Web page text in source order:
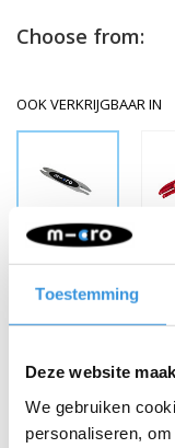
Toestemming
Deze website
We gebruiken
personaliseren,
Choose from:
OOK VERKRIJGBAAR IN
- +
Gratis verzending